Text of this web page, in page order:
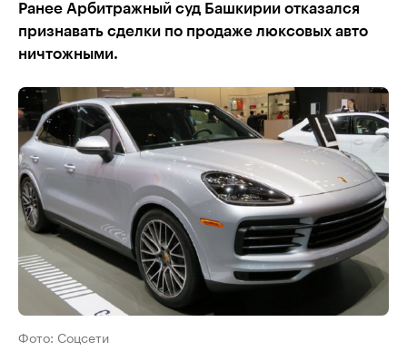
Ранее Арбитражный суд Башкирии отказался
признавать сделки по продаже люксовых авто
ничтожными.
Фото: Соцсети